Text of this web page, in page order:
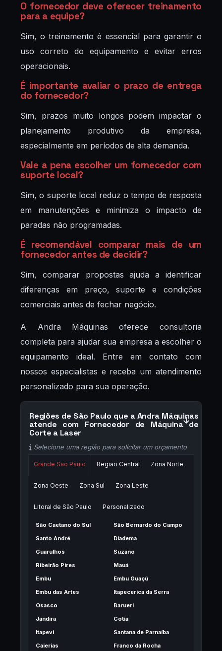
O fornecedor deve oferecer treinamento
para a equipe?
Sim, o treinamento é essencial para garantir o
uso correto do equipamento e evitar erros
operacionais.
É importante avaliar o prazo de entrega
do fornecedor?
Sim, prazos muito longos podem impactar o
planejamento produtivo da empresa,
especialmente em períodos de alta demanda.
Vale a pena escolher um fornecedor com
suporte local?
Sim, o suporte local reduz o tempo de resposta
em manutenções e minimiza o impacto de
paradas não programadas.
É recomendável comparar mais de um
fornecedor antes de decidir?
Sim, comparar propostas ajuda a identificar
diferenças em preço, suporte e condições
comerciais antes de fechar negócio.
A Andra Máquinas oferece consultoria
completa para ajudar sua empresa a escolher o
equipamento ideal. Entre em contato com
nossos especialistas e receba um atendimento
personalizado para sua operação.
Regiões de São Paulo que a Andra Máquinas
atende com Fornecedor de Máquina de
Corte a Laser
Selecione uma região para solicitar um orçamento
Grande São Paulo Região Central Zona Norte
Zona Oeste Zona Sul Zona Leste
Litoral de São Paulo Personalizado
São Caetano do Sul
São Bernardo do Campo
Santo André
Diadema
Guarulhos
Suzano
Ribeirão Pires
Mauá
Embu
Embu Guaçú
Embu das Artes
Itapecerica da Serra
Osasco
Barueri
Jandira
Cotia
Itapevi
Santana de Parnaíba
Caierias
Franco da Rocha